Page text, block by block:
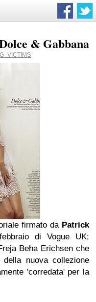
& Gabbana
firmato da Patrick
di Vogue UK;
Beha Erichsen che
nuova collezione
'corredata' per la